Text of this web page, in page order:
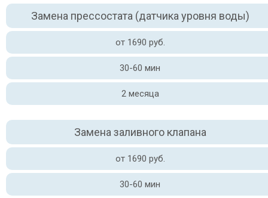
Замена прессостата (датчика уровня воды)
от 1690 руб.
30-60 мин
2 месяца
Замена заливного клапана
от 1690 руб.
30-60 мин